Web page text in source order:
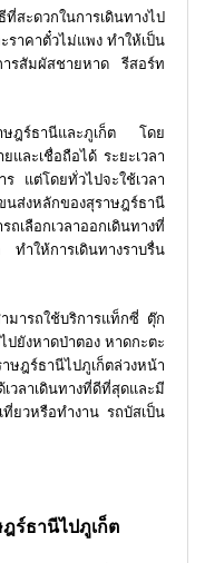
ะดวกในการเดินทางไป
ราคาตั๋วไม่แพง ทำให้เป็น
ารสัมผัสชายหาด รีสอร์ท
าษฎร์ธานีและภูเก็ต โดย
และเชื่อถือได้ ระยะเวลา
ร แต่โดยทั่วไปจะใช้เวลา
นส่งหลักของสุราษฎร์ธานี
เลือกเวลาออกเดินทางที่
ำให้การเดินทางราบรื่น
ารถใช้บริการแท็กซี่ ตุ๊ก
ปยังหาดป่าตอง หาดกะตะ
ฎร์ธานีไปภูเก็ตล่วงหน้า
วลาเดินทางที่ดีที่สุดและมี
ยวหรือทำงาน รถบัสเป็น
ร์ธานีไปภูเก็ต